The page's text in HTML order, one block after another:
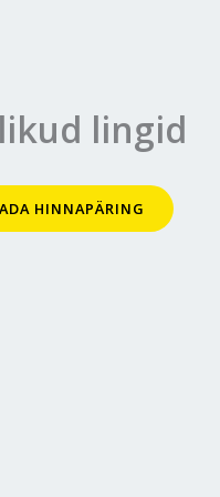
lingid
HINNAPÄRING